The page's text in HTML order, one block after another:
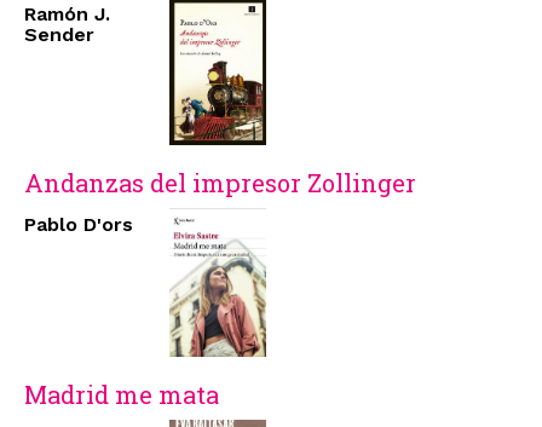
Ramón J.
Sender
Andanzas del impresor Zollinger
Pablo D'ors
Madrid me mata